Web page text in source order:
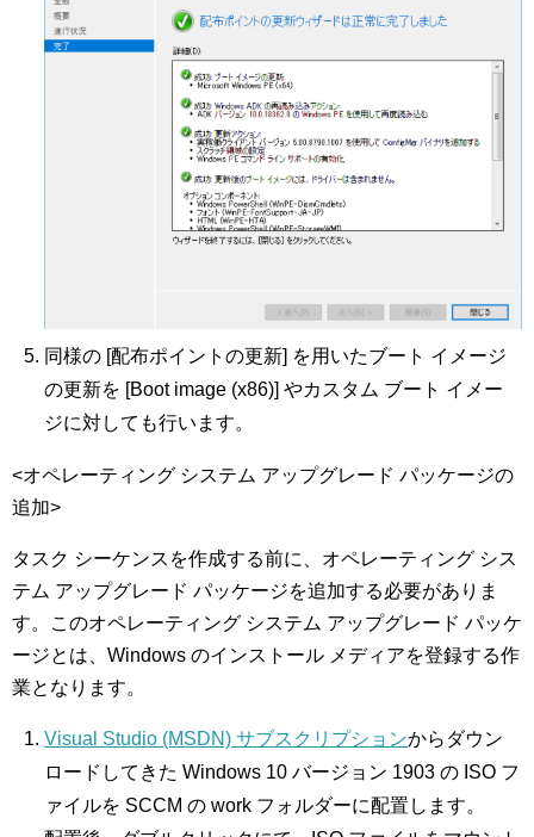
同様の [配布ポイントの更新] を用いたブート イメージ
の更新を [Boot image (x86)] やカスタム ブート イメー
ジに対しても行います。
<オペレーティング システム アップグレード パッケージの
追加>
タスク シーケンスを作成する前に、オペレーティング シス
テム アップグレード パッケージを追加する必要がありま
す。このオペレーティング システム アップグレード パッケ
ージとは、Windows のインストール メディアを登録する作
業となります。
Visual Studio (MSDN) サブスクリプションからダウン
ロードしてきた Windows 10 バージョン 1903 の ISO フ
ァイルを SCCM の work フォルダーに配置します。